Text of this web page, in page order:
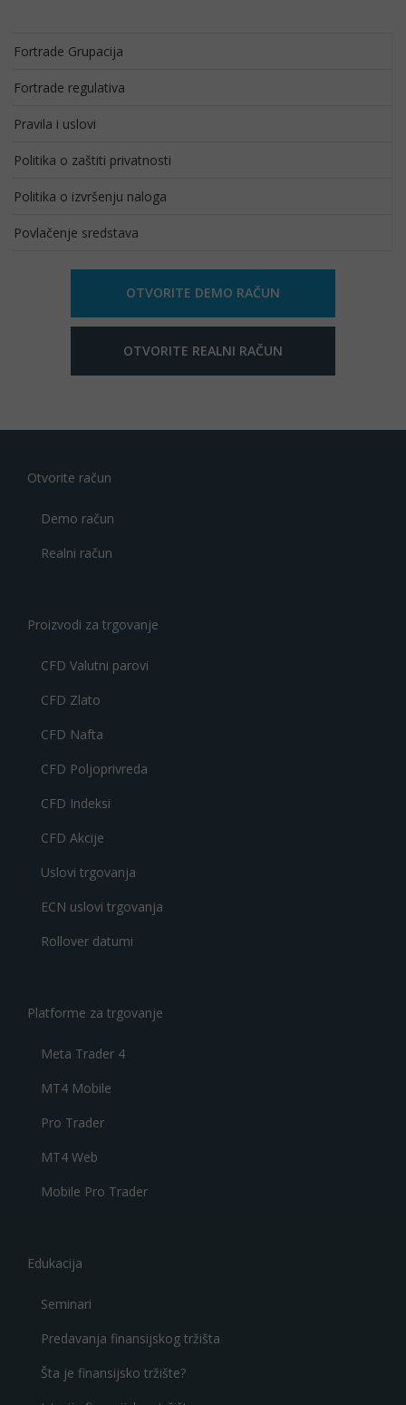
Fortrade Grupacija
Fortrade regulativa
Pravila i uslovi
Politika o zaštiti privatnosti
Politika o izvršenju naloga
Povlačenje sredstava
OTVORITE DEMO RAČUN
OTVORITE REALNI RAČUN
Otvorite račun
Demo račun
Realni račun
Proizvodi za trgovanje
CFD Valutni parovi
CFD Zlato
CFD Nafta
CFD Poljoprivreda
CFD Indeksi
CFD Akcije
Uslovi trgovanja
ECN uslovi trgovanja
Rollover datumi
Platforme za trgovanje
Meta Trader 4
MT4 Mobile
Pro Trader
MT4 Web
Mobile Pro Trader
Edukacija
Seminari
Predavanja finansijskog tržišta
Šta je finansijsko tržište?